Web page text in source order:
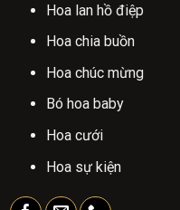
Hoa lan hồ điệp
Hoa chia buồn
Hoa chúc mừng
Bó hoa baby
Hoa cưới
Hoa sự kiện